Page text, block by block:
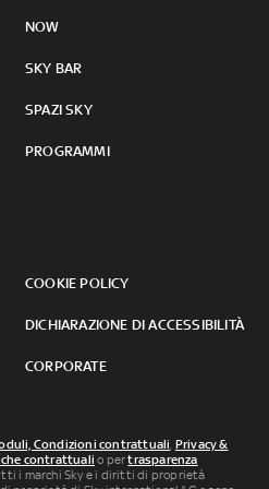
NOW
SKY BAR
SPAZI SKY
PROGRAMMI
COOKIE POLICY
DICHIARAZIONE DI ACCESSIBILITÀ
CORPORATE
Condizioni contrattuali, Privacy &
contrattuali o pertrasparenza
i marchi Sky e i diritti di proprietà